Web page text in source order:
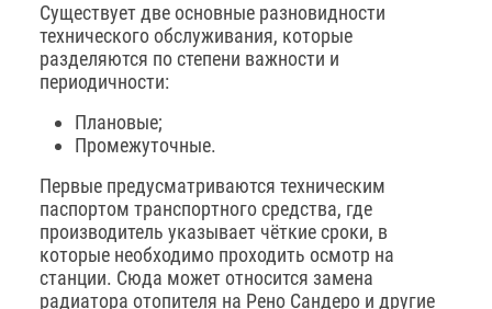
Существует две основные разновидности
технического обслуживания, которые
разделяются по степени важности и
периодичности:
Плановые;
Промежуточные.
Первые предусматриваются техническим
паспортом транспортного средства, где
производитель указывает чёткие сроки, в
которые необходимо проходить осмотр на
станции. Сюда может относится замена
радиатора отопителя на Рено Сандеро и другие